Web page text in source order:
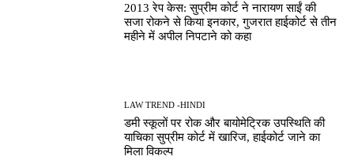
2013 रेप केस: सुप्रीम कोर्ट ने नारायण साईं की
सजा रोकने से किया इनकार, गुजरात हाईकोर्ट से तीन
महीने में अपील निपटाने को कहा
LAW TREND -HINDI
डमी स्कूलों पर रोक और बायोमेट्रिक उपस्थिति की
याचिका सुप्रीम कोर्ट में खारिज, हाईकोर्ट जाने का
मिला विकल्प